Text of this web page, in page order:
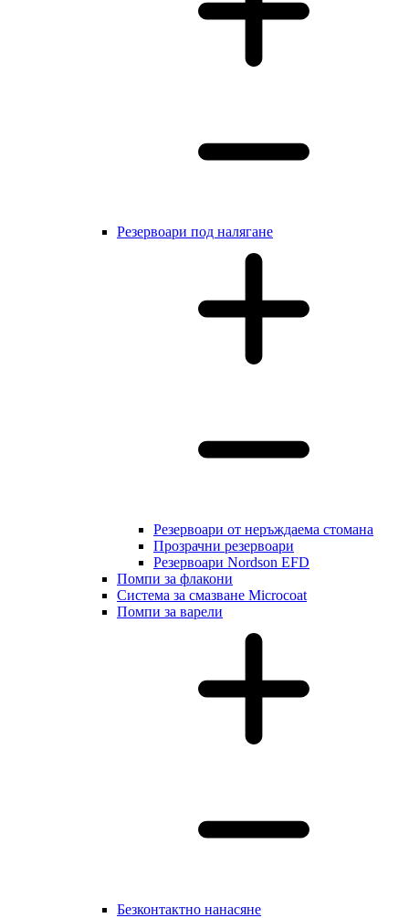
Резервоари под налягане
Резервоари от неръждаема стомана
Прозрачни резервоари
Резервоари Nordson EFD
Помпи за флакони
Система за смазване Microcoat
Помпи за варели
Безконтактно нанасяне